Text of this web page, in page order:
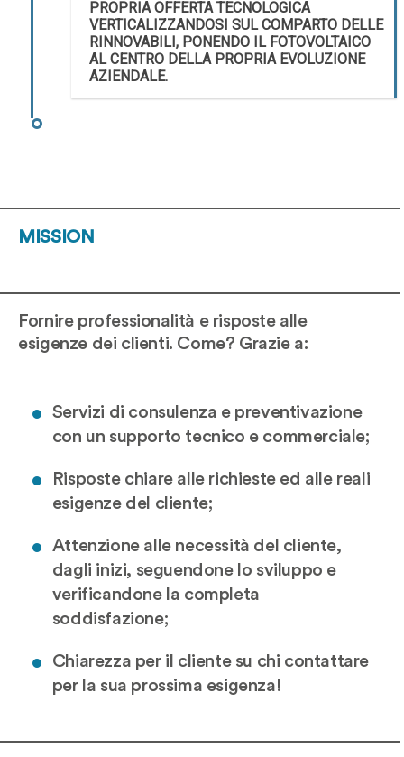
PROPRIA OFFERTA TECNOLOGICA
VERTICALIZZANDOSI SUL COMPARTO DELLE
RINNOVABILI, PONENDO IL FOTOVOLTAICO
AL CENTRO DELLA PROPRIA EVOLUZIONE
AZIENDALE.
MISSION
Fornire professionalità e risposte alle
esigenze dei clienti. Come? Grazie a:
Servizi di consulenza e preventivazione
con un supporto tecnico e commerciale;
Risposte chiare alle richieste ed alle reali
esigenze del cliente;
Attenzione alle necessità del cliente,
dagli inizi, seguendone lo sviluppo e
verificandone la completa
soddisfazione;
Chiarezza per il cliente su chi contattare
per la sua prossima esigenza!